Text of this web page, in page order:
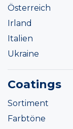
Österreich
Irland
Italien
Ukraine
Coatings
Sortiment
Farbtöne